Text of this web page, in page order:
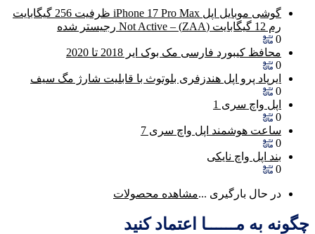
گوشی موبایل اپل iPhone 17 Pro Max ظرفیت 256 گیگابایت
رم 12 گیگابایت (ZAA) – Not Active رجیستر شده
0
محافظ کیبورد فارسی مک بوک ایر 2018 تا 2020
0
ایرپاد پرو اپل هندزفری بلوتوث با قابلیت شارژ مگ سیف
0
اپل واچ سری 1
0
ساعت هوشمند اپل واچ سری 7
0
بند اپل واچ نایکی
0
در حال بارگیری ...مشاهده محصولات
چگونه به مــــــا اعتماد کنید